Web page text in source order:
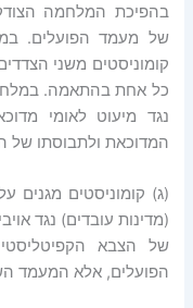
בהפיכת המלחמה
של מעמד הפועלים.
קומוניסטים משני
כל אחת בהתאמה.
נגד מיעוט לאומי
המדוכאת ולתבוסתו של
(ג) קומוניסטים מגנים
(מדינות עובדים) נגד
של הצבא
הפועלים, אלא המעמד